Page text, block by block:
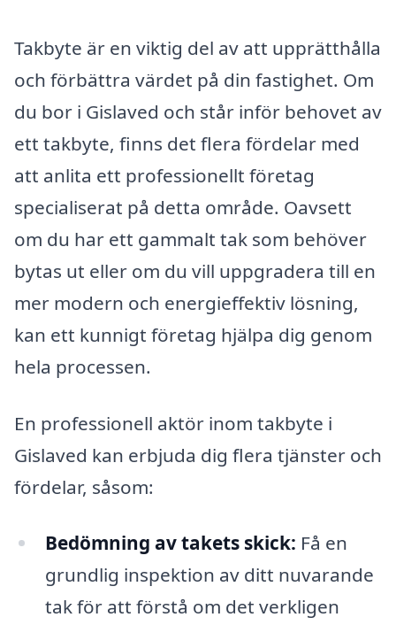
Takbyte är en viktig del av att upprätthålla
och förbättra värdet på din fastighet. Om
du bor i Gislaved och står inför behovet av
ett takbyte, finns det flera fördelar med
att anlita ett professionellt företag
specialiserat på detta område. Oavsett
om du har ett gammalt tak som behöver
bytas ut eller om du vill uppgradera till en
mer modern och energieffektiv lösning,
kan ett kunnigt företag hjälpa dig genom
hela processen.
En professionell aktör inom takbyte i
Gislaved kan erbjuda dig flera tjänster och
fördelar, såsom:
Bedömning av takets skick: Få en
grundlig inspektion av ditt nuvarande
tak för att förstå om det verkligen